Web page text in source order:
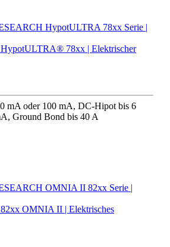
HypotULTRA® 78xx | Elektrischer
mA oder 100 mA, DC-Hipot bis 6
Ground Bond bis 40 A
82xx OMNIA II | Elektrisches